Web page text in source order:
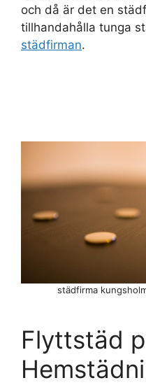
och då är det en
tillhandahålla tunga
städfirman.
städfirma
Flyttstäd